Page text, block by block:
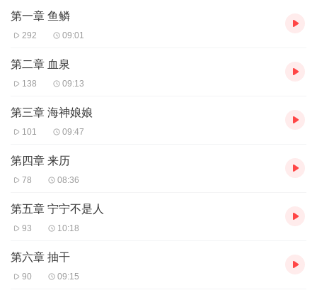
第一章 鱼鳞
292 09:01
第二章 血泉
138 09:13
第三章 海神娘娘
101 09:47
第四章 来历
78 08:36
第五章 宁宁不是人
93 10:18
第六章 抽干
90 09:15